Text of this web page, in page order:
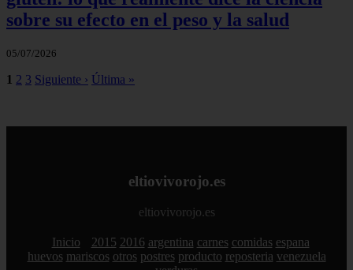
sobre su efecto en el peso y la salud
05/07/2026
1 2 3 Siguiente › Última »
eltiovivorojo.es
eltiovivorojo.es
Inicio 2015 2016 argentina carnes comidas espana
huevos mariscos otros postres producto reposteria venezuela